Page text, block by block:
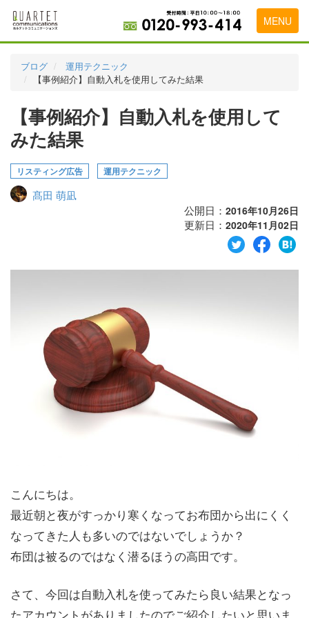
MENU
料金表
実績・お客様の声
初めて導入をお考えの方
代理店の乗り換えをお考えの方
広告代理店・HP制作会社様へ
ブログ
運用テクニック
【事例紹介】自動入札を使用してみた結果
【事例紹介】自動入札を使用して
みた結果
リスティング広告 運用テクニック
髙田 萌凪
公開日： 2016年10月26日
更新日： 2020年11月02日
こんにちは。
最近朝と夜がすっかり寒くなってお布団から出にくく
なってきた人も多いのではないでしょうか？
布団は被るのではなく潜るほうの高田です。
さて、今回は自動入札を使ってみたら良い結果となっ
たアカウントがありましたのでご紹介したいと思いま